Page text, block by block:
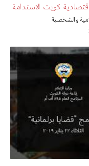
كويت الاستدامة
والشخصية